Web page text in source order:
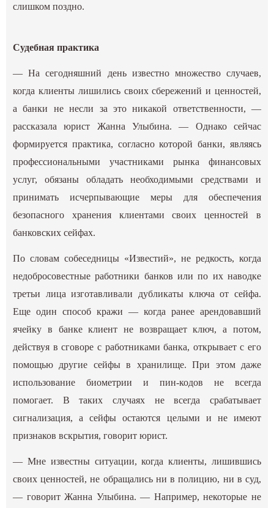
слишком поздно.
Судебная практика
— На сегодняшний день известно множество случаев,
когда клиенты лишились своих сбережений и ценностей,
а банки не несли за это никакой ответственности, —
рассказала юрист Жанна Улыбина. — Однако сейчас
формируется практика, согласно которой банки, являясь
профессиональными участниками рынка финансовых
услуг, обязаны обладать необходимыми средствами и
принимать исчерпывающие меры для обеспечения
безопасного хранения клиентами своих ценностей в
банковских сейфах.
По словам собеседницы «Известий», не редкость, когда
недобросовестные работники банков или по их наводке
третьи лица изготавливали дубликаты ключа от сейфа.
Еще один способ кражи — когда ранее арендовавший
ячейку в банке клиент не возвращает ключ, а потом,
действуя в сговоре с работниками банка, открывает с его
помощью другие сейфы в хранилище. При этом даже
использование биометрии и пин-кодов не всегда
помогает. В таких случаях не всегда срабатывает
сигнализация, а сейфы остаются целыми и не имеют
признаков вскрытия, говорит юрист.
— Мне известны ситуации, когда клиенты, лишившись
своих ценностей, не обращались ни в полицию, ни в суд,
— говорит Жанна Улыбина. — Например, некоторые не